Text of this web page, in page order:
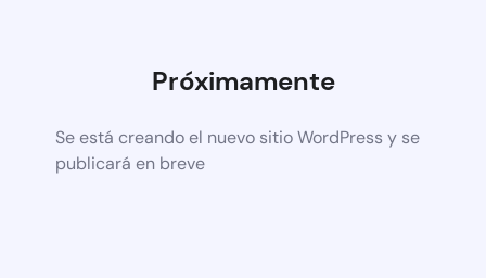
Próximamente
Se está creando el nuevo sitio WordPress y se
publicará en breve